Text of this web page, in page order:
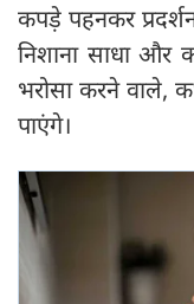
कपड़े पहनकर
निशाना साधा और
भरोसा करने वाले,
पाएंगे।